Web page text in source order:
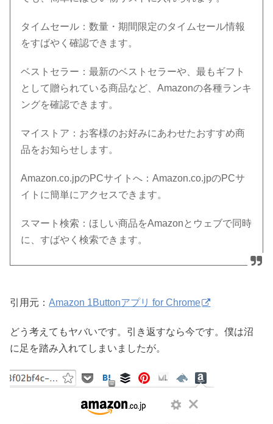
タイムセール：数量・期間限定のタイムセール情報
をすばやく確認できます。
ベストセラー：最新のベストセラーや、最もギフト
として贈られている商品など、Amazonの各種ランキ
ングを確認できます。
マイストア：お客様のお好みにあわせたおすすめ商
品をお知らせします。
Amazon.co.jpのPCサイトへ：Amazon.co.jpのPCサ
イトに簡単にアクセスできます。
スマート検索：ほしい商品をAmazonとウェブで同時
に、すばやく検索できます。
引用元：Amazon 1Buttonアプリ for Chrome
どう考えてもヤバいです。引き返すなら今です。僕は沼
に足を踏み入れてしまいましたが。